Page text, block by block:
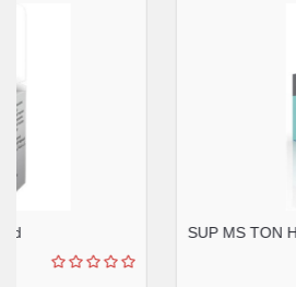
SUP MS TON HP CF259X sa čipom